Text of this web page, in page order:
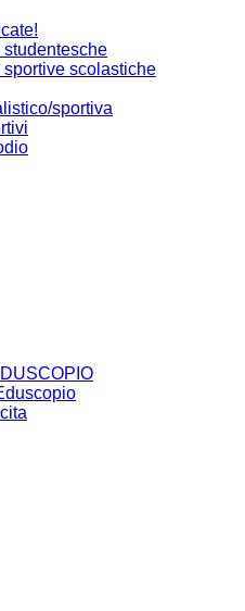
scolastiche
sportiva